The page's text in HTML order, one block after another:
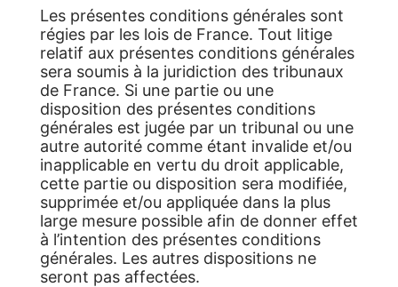
Les présentes conditions générales sont
régies par les lois de France. Tout litige
relatif aux présentes conditions générales
sera soumis à la juridiction des tribunaux
de France. Si une partie ou une
disposition des présentes conditions
générales est jugée par un tribunal ou une
autre autorité comme étant invalide et/ou
inapplicable en vertu du droit applicable,
cette partie ou disposition sera modifiée,
supprimée et/ou appliquée dans la plus
large mesure possible afin de donner effet
à l’intention des présentes conditions
générales. Les autres dispositions ne
seront pas affectées.